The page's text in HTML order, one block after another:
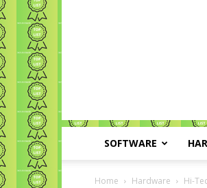
SOFTWARE
Home Hardware Hi-